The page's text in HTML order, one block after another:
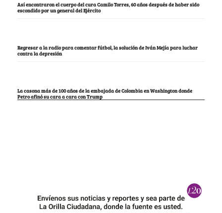
Así encontraron el cuerpo del cura Camilo Torres, 60 años después de haber sido
escondido por un general del Ejército
Regresar a la radio para comentar fútbol, la solución de Iván Mejía para luchar
contra la depresión
La casona más de 100 años de la embajada de Colombia en Washington donde
Petro afinó su cara a cara con Trump